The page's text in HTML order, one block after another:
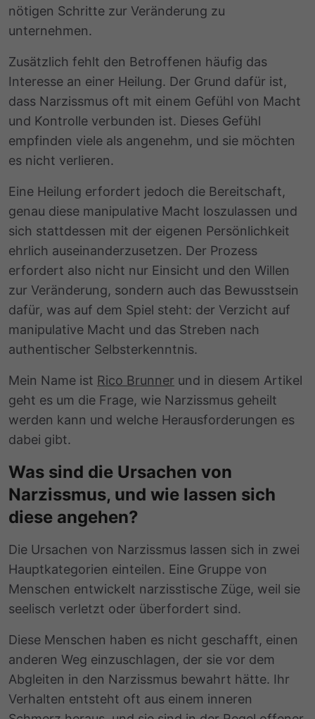
nötigen Schritte zur Veränderung zu
unternehmen.
Zusätzlich fehlt den Betroffenen häufig das
Interesse an einer Heilung. Der Grund dafür ist,
dass Narzissmus oft mit einem Gefühl von Macht
und Kontrolle verbunden ist. Dieses Gefühl
empfinden viele als angenehm, und sie möchten
es nicht verlieren.
Eine Heilung erfordert jedoch die Bereitschaft,
genau diese manipulative Macht loszulassen und
sich stattdessen mit der eigenen Persönlichkeit
ehrlich auseinanderzusetzen. Der Prozess
erfordert also nicht nur Einsicht und den Willen
zur Veränderung, sondern auch das Bewusstsein
dafür, was auf dem Spiel steht: der Verzicht auf
manipulative Macht und das Streben nach
authentischer Selbsterkenntnis.
Mein Name ist Rico Brunner und in diesem Artikel
geht es um die Frage, wie Narzissmus geheilt
werden kann und welche Herausforderungen es
dabei gibt.
Was sind die Ursachen von
Narzissmus, und wie lassen sich
diese angehen?
Die Ursachen von Narzissmus lassen sich in zwei
Hauptkategorien einteilen. Eine Gruppe von
Menschen entwickelt narzisstische Züge, weil sie
seelisch verletzt oder überfordert sind.
Diese Menschen haben es nicht geschafft, einen
anderen Weg einzuschlagen, der sie vor dem
Abgleiten in den Narzissmus bewahrt hätte. Ihr
Verhalten entsteht oft aus einem inneren